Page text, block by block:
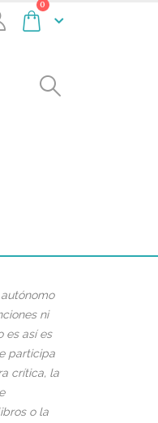
0
ni
es así es
participa
crítica, la
o la